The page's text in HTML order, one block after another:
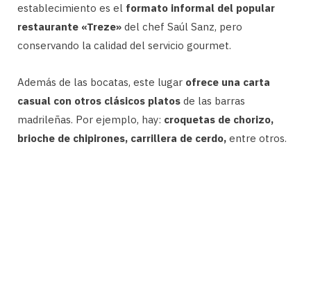
establecimiento es el formato informal del popular
restaurante «Treze» del chef Saúl Sanz, pero
conservando la calidad del servicio gourmet.
Además de las bocatas, este lugar ofrece una carta
casual con otros clásicos platos de las barras
madrileñas. Por ejemplo, hay: croquetas de chorizo,
brioche de chipirones, carrillera de cerdo, entre otros.